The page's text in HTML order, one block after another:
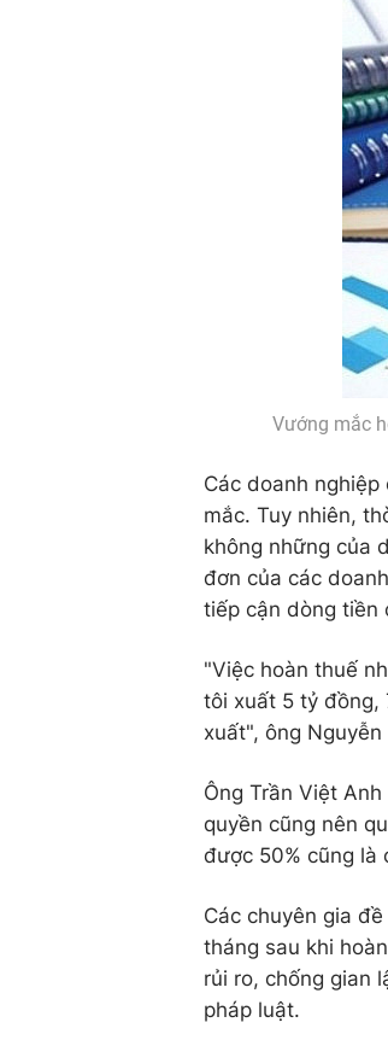
Vướng mắc
Các doanh
mắc. Tuy nhiên,
không những của
đơn của các
tiếp cận dòng tiền
"Việc hoàn thuế
tôi xuất 5 tỷ đồng,
xuất", ông
Ông Trần Việt
quyền cũng nên
được 50% cũng là
Các chuyên gia
tháng sau khi
rủi ro, chống gian
pháp luật.